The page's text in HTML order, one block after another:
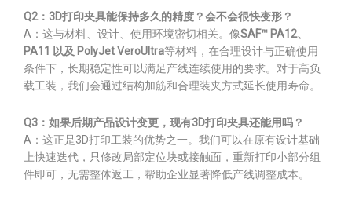
Q2：3D打印夹具能保持多久的精度？会不会很快变形？
A：这与材料、设计、使用环境密切相关。像SAF™ PA12、
PA11 以及 PolyJet VeroUltra等材料，在合理设计与正确使用
条件下，长期稳定性可以满足产线连续使用的要求。对于高负
载工装，我们会通过结构加筋和合理装夹方式延长使用寿命。
Q3：如果后期产品设计变更，现有3D打印夹具还能用吗？
A：这正是3D打印工装的优势之一。我们可以在原有设计基础
上快速迭代，只修改局部定位块或接触面，重新打印小部分组
件即可，无需整体返工，帮助企业显著降低产线调整成本。